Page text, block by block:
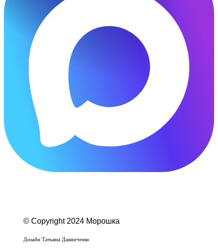
© Copyright 2024 Морошка
Дизайн Татьяна Давниченко